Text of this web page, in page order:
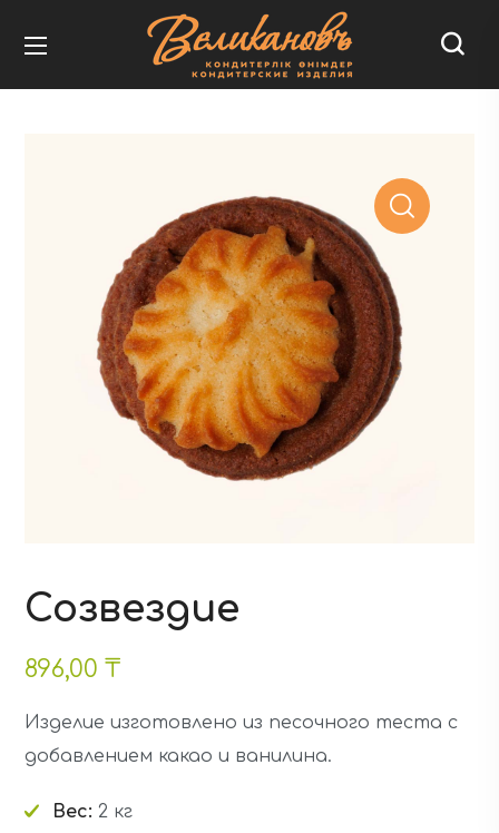
Созвездие
896,00₸
Изделие изготовлено из песочного теста с
добавлением какао и ванилина.
Вес: 2 кг